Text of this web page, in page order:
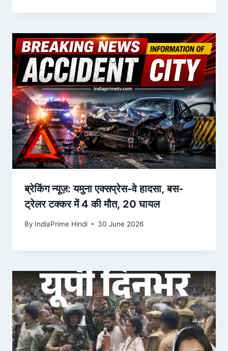
ब्रेकिंग न्यूज़: यमुना एक्सप्रेस-वे हादसा, बस-
ट्रेलर टक्कर में 4 की मौत, 20 घायल
By IndiaPrime Hindi 30 June 2026